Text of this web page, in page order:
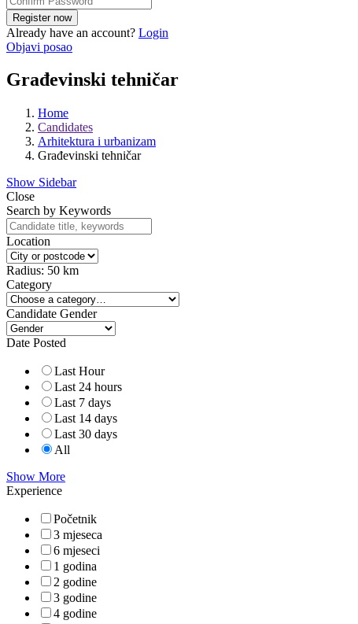
Already have an account? Login
Objavi posao
Građevinski tehničar
Home
Candidates
Arhitektura i urbanizam
Građevinski tehničar
Show Sidebar
Close
Search by Keywords
Location
Radius: 50 km
Category
Candidate Gender
Date Posted
Last Hour
Last 24 hours
Last 7 days
Last 14 days
Last 30 days
All
Show More
Experience
Početnik
3 mjeseca
6 mjeseci
1 godina
2 godine
3 godine
4 godine